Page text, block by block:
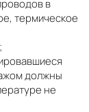
в
термическое
должны
не